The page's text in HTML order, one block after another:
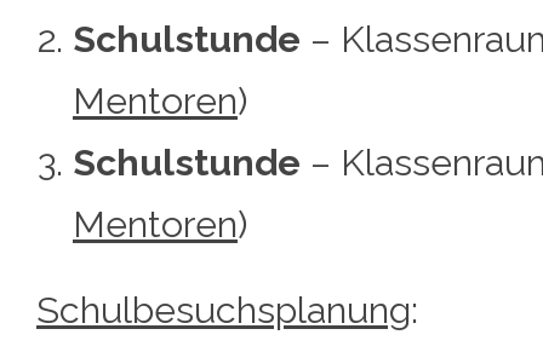
Schulstunde –
Mentoren)
Schulstunde –
Mentoren)
Schulbesuchsplanung: